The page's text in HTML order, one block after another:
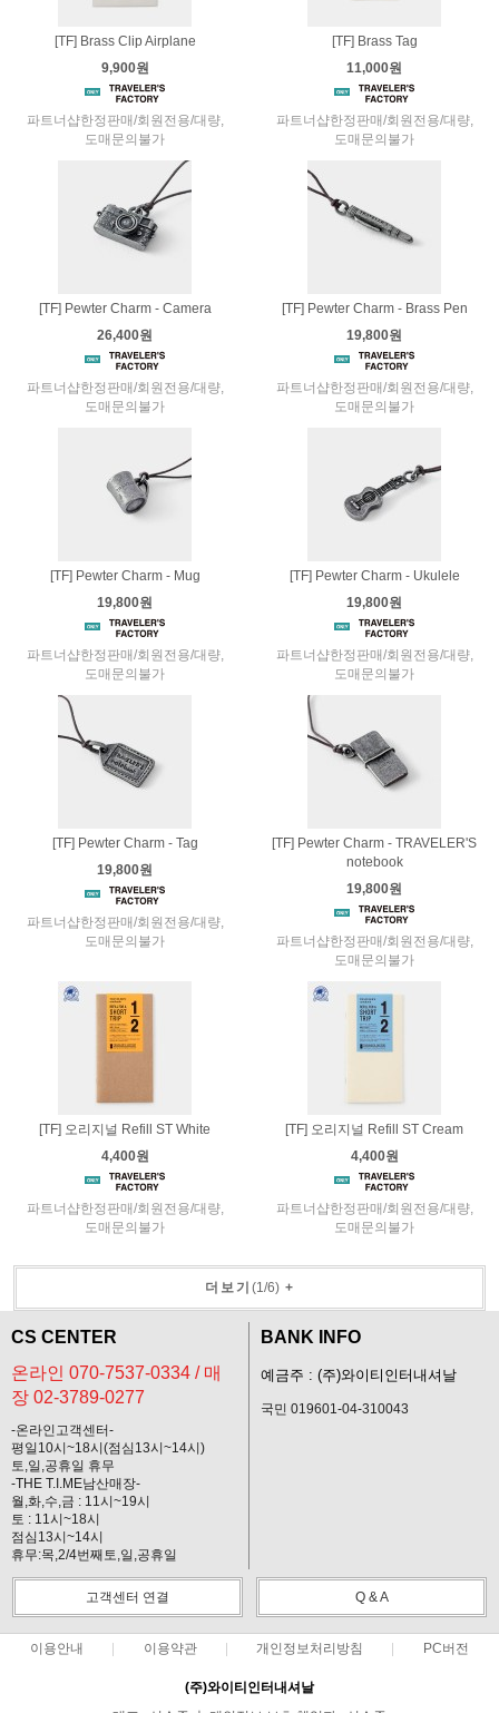
[TF] Brass Clip Airplane
9,900원
파트너샵한정판매/회원전용/대량,
도매문의불가
[TF] Brass Tag
11,000원
파트너샵한정판매/회원전용/대량,
도매문의불가
[TF] Pewter Charm - Camera
26,400원
파트너샵한정판매/회원전용/대량,
도매문의불가
[TF] Pewter Charm - Brass Pen
19,800원
파트너샵한정판매/회원전용/대량,
도매문의불가
[TF] Pewter Charm - Mug
19,800원
파트너샵한정판매/회원전용/대량,
도매문의불가
[TF] Pewter Charm - Ukulele
19,800원
파트너샵한정판매/회원전용/대량,
도매문의불가
[TF] Pewter Charm - Tag
19,800원
파트너샵한정판매/회원전용/대량,
도매문의불가
[TF] Pewter Charm - TRAVELER'S
notebook
19,800원
파트너샵한정판매/회원전용/대량,
도매문의불가
[TF] 오리지널 Refill ST White
4,400원
파트너샵한정판매/회원전용/대량,
도매문의불가
[TF] 오리지널 Refill ST Cream
4,400원
파트너샵한정판매/회원전용/대량,
도매문의불가
더보기 (1 /6)+
CS CENTER
온라인 070-7537-0334 / 매
장 02-3789-0277
-온라인고객센터-
평일10시~18시(점심13시~14시)
토,일,공휴일 휴무
-THE T.I.ME남산매장-
월,화,수,금 : 11시~19시
토 : 11시~18시
점심13시~14시
휴무:목,2/4번째토,일,공휴일
BANK INFO
예금주 : (주)와이티인터내셔날
국민 019601-04-310043
고객센터 연결 Q & A
이용안내 이용약관 개인정보처리방침 PC버전
(주)와이티인터내셔날